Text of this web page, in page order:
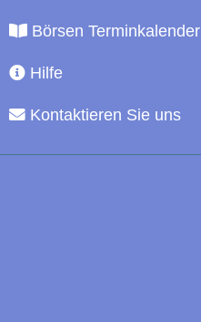
Börsen Terminkalender
Hilfe
Kontaktieren Sie uns